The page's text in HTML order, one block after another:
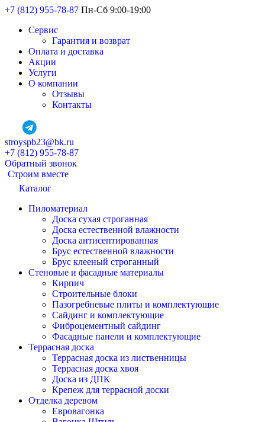
+7 (812) 955-78-87 Пн-Сб 9:00-19:00
Сервис
Гарантия и возврат
Оплата и доставка
Акции
Услуги
О компании
Отзывы
Контакты
stroyspb23@bk.ru
+7 (812) 955-78-87
Обратный звонок
Строим вместе
Каталог
Пиломатериал
Доска сухая строганная
Доска естественной влажности
Доска антисептированная
Брус естественной влажности
Брус клееный строганный
Стеновые и фасадные материалы
Кирпич
Строительные блоки
Пазогребневые плиты и комплектующие
Сайдинг и комплектующие
Фиброцементный сайдинг
Фасадные панели и комплектующие
Террасная доска
Террасная доска из лиственницы
Террасная доска хвоя
Доска из ДПК
Крепеж для террасной доски
Отделка деревом
Евровагонка